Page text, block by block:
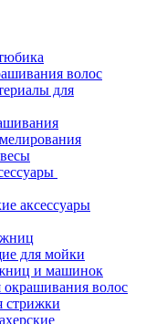
волос
для
аксессуары
для мойки
и машинок
волос
стрижки